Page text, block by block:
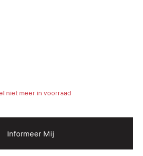
niet meer in voorraad
Informeer Mij